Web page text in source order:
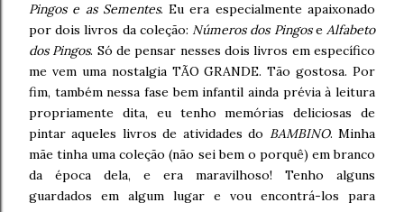
Pingos e as Sementes. Eu era especialmente apaixonado
por dois livros da coleção: Números dos PingoseAlfabeto
dos Pingos. Só de pensar nesses dois livros em específico
me vem uma nostalgia TÃO GRANDE. Tão gostosa. Por
fim, também nessa fase bem infantil ainda prévia à leitura
propriamente dita, eu tenho memórias deliciosas de
pintar aqueles livros de atividades do BAMBINO. Minha
mãe tinha uma coleção (não sei bem o porquê) em branco
da época dela, e era maravilhoso! Tenho alguns
guardados em algum lugar e vou encontrá-los para